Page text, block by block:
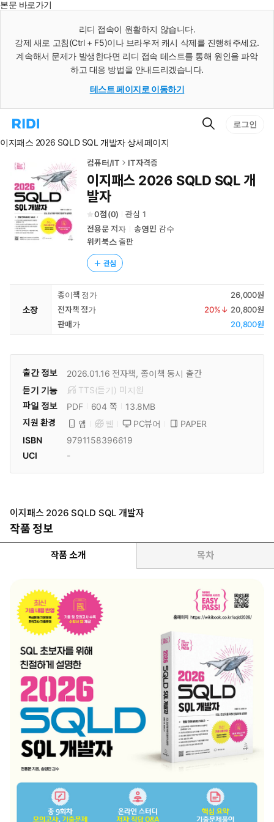
본문 바로가기
리디 접속이 원활하지 않습니다.
강제 새로 고침(Ctrl + F5)이나 브라우저 캐시 삭제를 진행해주세요.
계속해서 문제가 발생한다면 리디 접속 테스트를 통해 원인을 파악
하고 대응 방법을 안내드리겠습니다.
테스트 페이지로 이동하기
리
홈
로
이
동
검
로그인
이지패스 2026 SQLD SQL 개발자 상세페이지
컴퓨터/IT IT자격증
이지패스 2026 SQLD SQL 개
발자
0 (0) 관심 1
전용문저자 송영민 감수
위키북스출판
관심
소장
종이책 정가
26,000원
전자책 정가
20%↓ 20,800원
판매가
20,800원
출간 정보 2026.01.16 전자책, 종이책 동시 출간
듣기 기능
TTS(듣기) 미 지원
파일 정보
PDF 604 쪽
13.8MB
지원 환경
앱 웹 PC뷰어
PAPER
ISBN
9791158396619
UCI
-
이지패스 2026 SQLD SQL 개발자
작품 정보
작품 소개 목차